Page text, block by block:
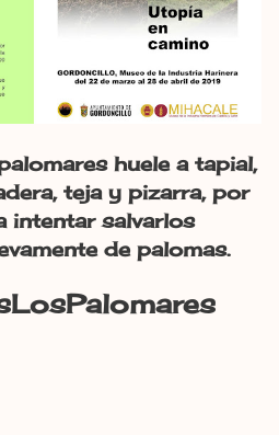
huele a tapial,
teja y pizarra, por
intentar salvarlos
de palomas.